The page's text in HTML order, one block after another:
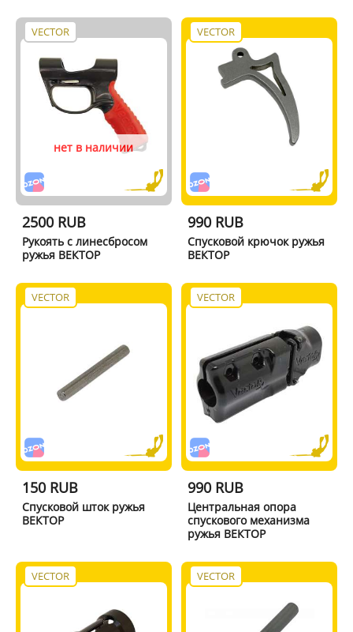
VECTOR
нет в наличии
2500 RUB
Рукоять с линесбросом
ружья ВЕКТОР
VECTOR
990 RUB
Спусковой крючок ружья
ВЕКТОР
VECTOR
150 RUB
Спусковой шток ружья
ВЕКТОР
VECTOR
990 RUB
Центральная опора
спускового механизма
ружья ВЕКТОР
VECTOR VECTOR